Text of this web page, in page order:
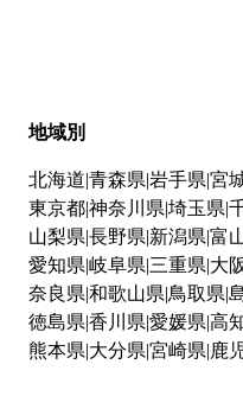
地域別
北海道 青森県 岩手県 宮
東京都神奈川県 埼玉県
山梨県 長野県 新潟県 富
愛知県 岐阜県 三重県 大
奈良県 和歌山県 鳥取県
徳島県 香川県 愛媛県 高
熊本県 大分県 宮崎県 鹿